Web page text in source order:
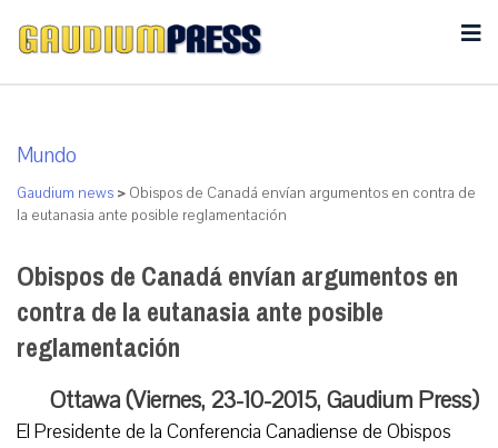
Mundo
Gaudium news > Obispos de Canadá envían argumentos en contra de
la eutanasia ante posible reglamentación
Obispos de Canadá envían argumentos en
contra de la eutanasia ante posible
reglamentación
Ottawa (Viernes, 23-10-2015, Gaudium Press)
El Presidente de la Conferencia Canadiense de Obispos